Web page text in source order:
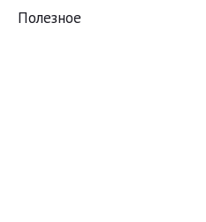
Полезное